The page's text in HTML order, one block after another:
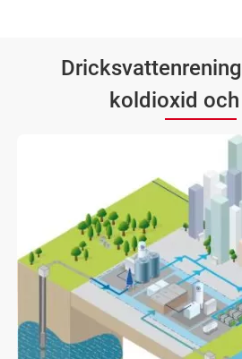
koldioxid